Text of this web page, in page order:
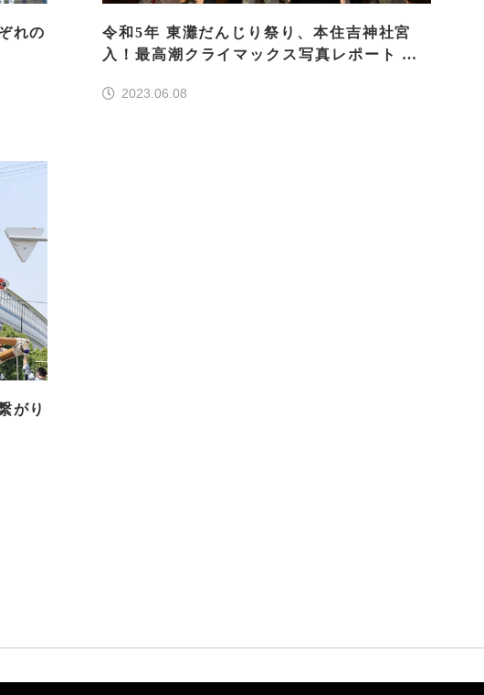
れの
令和5年 東灘だんじり祭り、本住吉神社宮
入！最高潮クライマックス写真レポート 神
2023.06.08
がり